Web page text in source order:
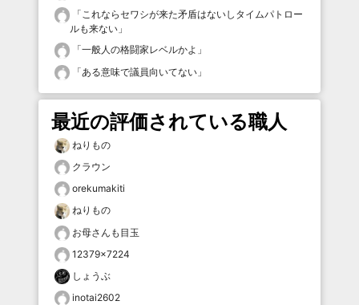
「これならセワシが来た矛盾はないしタイムパトロー
ルも来ない 」
「一般人の格闘家レベルかよ 」
「ある意味で議員向いてない 」
最近の評価されている職人
ねりもの
クラウン
orekumakiti
ねりもの
お母さんも目玉
12379×7224
しょうぶ
inotai2602